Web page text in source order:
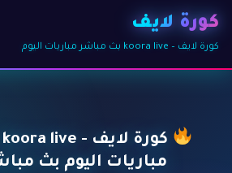
كورة لايف
كورة لايف – koora live بث مباشر مباريات اليوم
مباريات اليوم بث